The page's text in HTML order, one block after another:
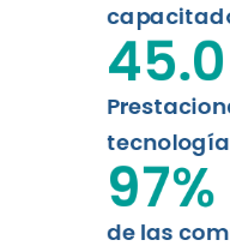
tecnología
de las
97%